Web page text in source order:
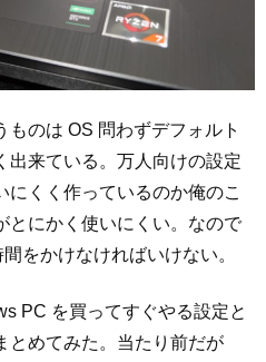
のは OS 問わずデフォルト
出来ている。万人向けの設定
にくく作っているのか俺のこ
とにかく使いにくい。なので
をかけなければいけない。
PC を買ってすぐやる設定と
とめてみた。当たり前だが